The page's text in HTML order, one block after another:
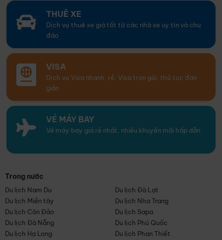
THUÊ XE
Dịch vụ thuê xe giá tốt từ các nhà xe uy tín và chu
đáo
VISA
Dịch vụ Visa nhanh, rẻ. Visa trọn gói, thủ tục đơn
giản
VÉ MÁY BAY
Vé máy bay giá rẻ nhất, nhiều khuyến mãi hấp dẫn
Trong nước
Du lịch Nam Du
Du lịch Đà Lạt
Du lịch Miền tây
Du lịch Nha Trang
Du lịch Côn Đảo
Du lịch Sapa
Du lịch Đà Nẵng
Du lịch Phú Quốc
Du lịch Hạ Long
Du lịch Phan Thiết